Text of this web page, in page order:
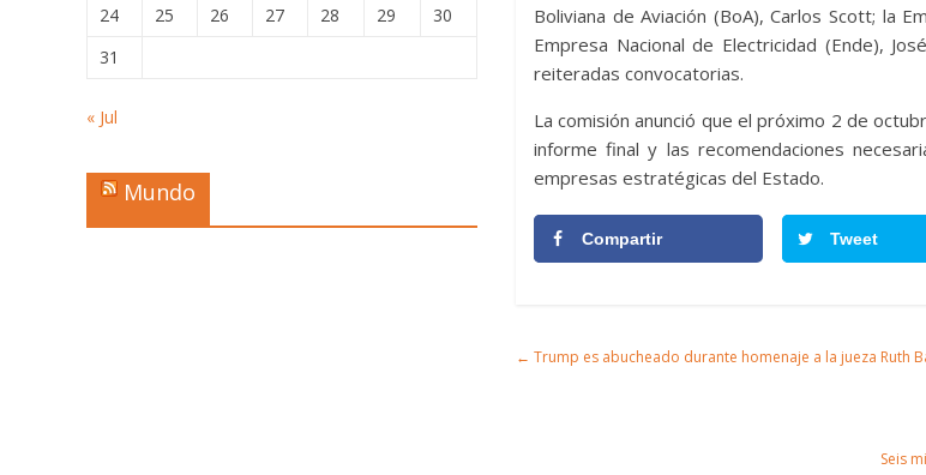
Boliviana de Aviación (BoA), Carlos Scott; la
Empresa Nacional de Electricidad (Ende),
reiteradas convocatorias.
La comisión anunció que el próximo 2 de
informe final y las recomendaciones
empresas estratégicas del Estado.
Compartir Tweet
← Trump es abucheado durante homenaje a la jueza Ruth
Seis
24
25 26 27 28 29
30
31
« Jul
Mundo